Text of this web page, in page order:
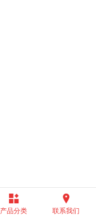

产品分类

联系我们